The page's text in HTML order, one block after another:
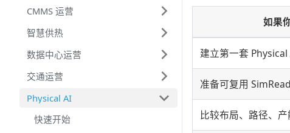
CMMS 运营
智慧供热
数据中心运营
交通运营
Physical AI
快速开始
如果
建立第一套
准备可复用
比较布局、路径、